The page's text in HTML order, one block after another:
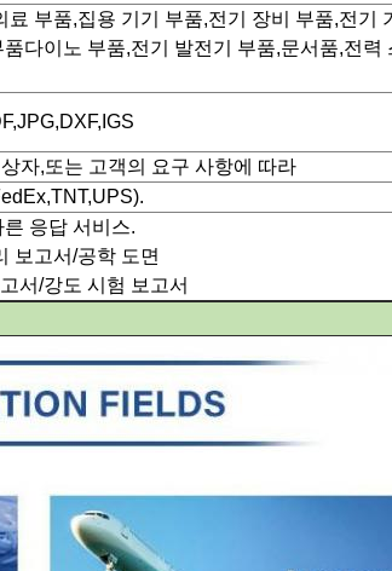
부품,집용 기기 부품,전기 장비 부품,전기
다이노 부품,전기 발전기 부품,문서품,전력
자,또는 고객의 요구 사항에 따라
응답 서비스.
보고서/공학 도면
서/강도 시험 보고서